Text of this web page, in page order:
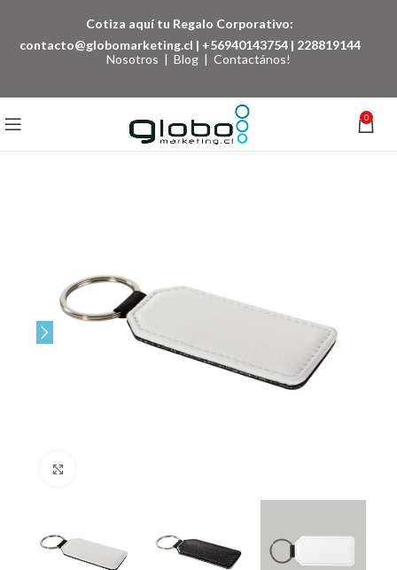
Cotiza aquí tu Regalo Corporativo:
contacto@globomarketing.cl | +56940143754 | 228819144
Nosotros | Blog | Contactános!
0